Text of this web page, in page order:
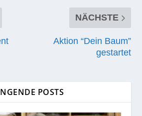
NÄCHSTE
Aktion “Dein Baum”
gestartet
POSTS